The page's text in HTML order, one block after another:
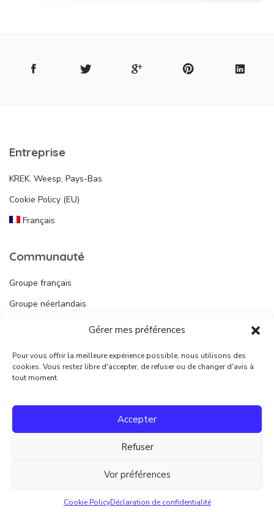
Gérer mes préférences
Pour vous offrir la meilleure expérience possible, nous utilisons des
cookies. Vous restez libre d'accepter, de refuser ou de changer d'avis à
tout moment.
Accepter
Refuser
Vor préférences
Cookie PolicyDéclaration de confidentialité
Entreprise
KREK. Weesp, Pays-Bas
Cookie Policy (EU)
Français
Communauté
Groupe français
Groupe néerlandais
Publier une annonce
Juridique
Conditions d’utilisation